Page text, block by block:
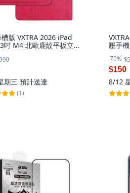
版 VXTRA 2026 iPad
吋 M4 北歐鹿紋平板立架
期三 預計送達
(1)
壓手
70%
$150
8/12